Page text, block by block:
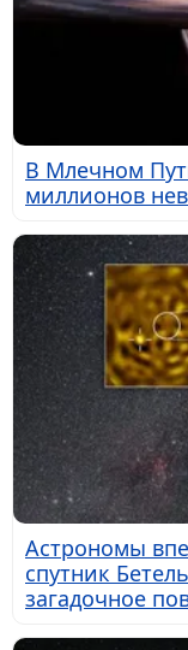
В Млечном
миллионов
Астрономы
спутник
загадочное